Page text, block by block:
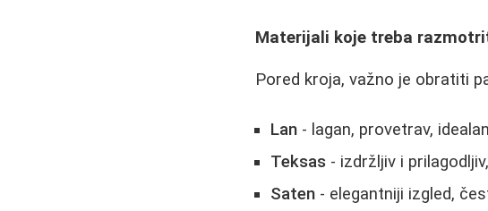
Materijali koje treba
Pored kroja, važno je obratiti
Lan - lagan, provetrav,
Teksas - izdržljiv i
Saten - elegantniji izgled,